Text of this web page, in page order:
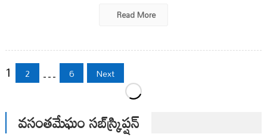
Read More
Posts
pagination
1 2 … 6 Next
వసంతమేఘం సబ్‌స్క్రిప్షన్